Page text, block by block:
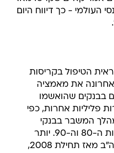
העולמי - כך דיווח היום
הטיפול בקריסות
את מאמציה
בבנקים שהואשמו
פליליות אחרות, כפי
המשבר בבנקי
ההלוואה והחיסכון של שנות ה-80 וה-90. יותר
מ-300 בנקים קרסו בארה"ב מאז תחילת 2008,